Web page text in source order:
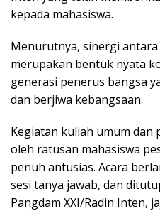
kepada mahasiswa.
Menurutnya, sinergi
merupakan bentuk nyata
generasi penerus bangsa
dan berjiwa kebangsaan.
Kegiatan kuliah umum
oleh ratusan mahasiswa
penuh antusias. Acara
sesi tanya jawab, dan
Pangdam XXI/Radin Inten,